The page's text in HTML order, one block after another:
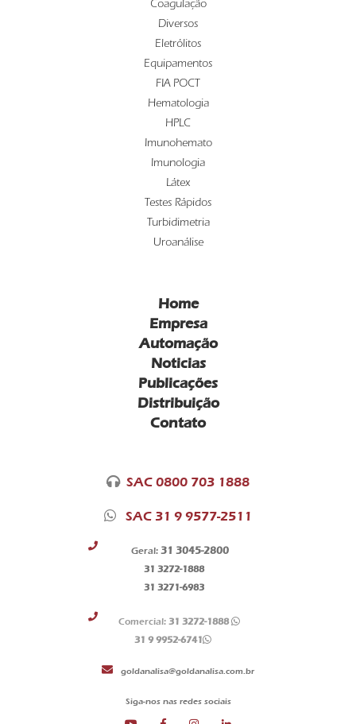
Coagulação
Diversos
Eletrólitos
Equipamentos
FIA POCT
Hematologia
HPLC
Imunohemato
Imunologia
Látex
Testes Rápidos
Turbidimetria
Uroanálise
Home
Empresa
Automação
Noticias
Publicações
Distribuição
Contato
SAC 0800 703 1888
SAC 31 9 9577-2511
Geral:31 3045-2800
31 3272-1888
31 3271-6983
Comercial: 31 3272-1888
31 9 9952-6741
goldanalisa@goldanalisa.com.br
Siga-nos nas redes sociais